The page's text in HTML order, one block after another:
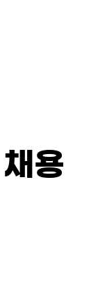
용